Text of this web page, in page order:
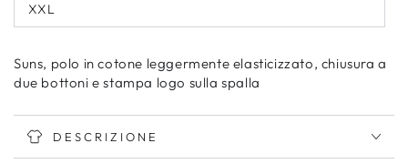
XXL
Suns, polo in cotone leggermente elasticizzato, chiusura a
due bottoni e stampa logo sulla spalla
DESCRIZIONE